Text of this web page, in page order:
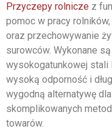
Przyczepy rolnicze z
pomoc w pracy
oraz przechowywanie
surowców. Wykonane
wysokogatunkowej stali
wysoką odporność i
wygodną alternatywę
skomplikowanych
towarów.